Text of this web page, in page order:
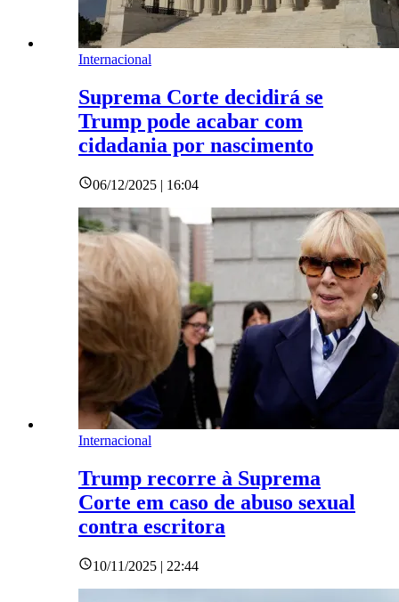
Internacional
Suprema Corte decidirá se
Trump pode acabar com
cidadania por nascimento
06/12/2025 | 16:04
Internacional
Trump recorre à Suprema
Corte em caso de abuso sexual
contra escritora
10/11/2025 | 22:44